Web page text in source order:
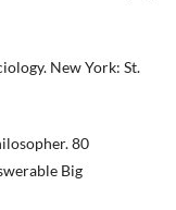
New York: St.
80
Big